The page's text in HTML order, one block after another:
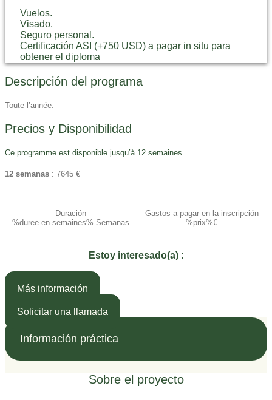
Vuelos.
Visado.
Seguro personal.
Certificación ASI (+750 USD) a pagar in situ para
obtener el diploma
Descripción del programa
Toute l’année.
Precios y Disponibilidad
Ce programme est disponible jusqu’à 12 semaines.
12 semanas : 7645 €
Duración
Gastos a pagar en la inscripción​
%duree-en-semaines% Semanas
%prix%€
Estoy interesado(a) :
Más información
Solicitar una llamada
Información práctica
Sobre el proyecto